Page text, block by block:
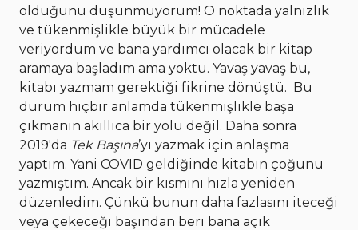
olduğunu düşünmüyorum! O noktada yalnızlık
ve tükenmişlikle büyük bir mücadele
veriyordum ve bana yardımcı olacak bir kitap
aramaya başladım ama yoktu. Yavaş yavaş bu,
kitabı yazmam gerektiği fikrine dönüştü. Bu
durum hiçbir anlamda tükenmişlikle başa
çıkmanın akıllıca bir yolu değil. Daha sonra
2019'da Tek Başına’yı yazmak için anlaşma
yaptım. Yani COVID geldiğinde kitabın çoğunu
yazmıştım. Ancak bir kısmını hızla yeniden
düzenledim. Çünkü bunun daha fazlasını iteceği
veya çekeceği başından beri bana açık